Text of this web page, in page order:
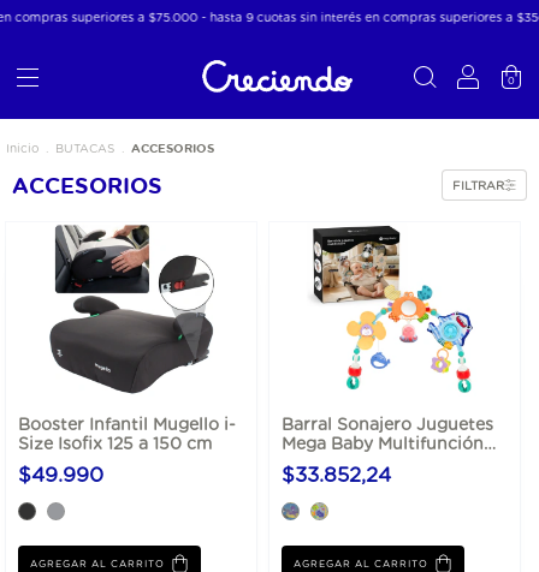
superiores a $75.000 - hasta 9 cuotas sin interés en compras superiores a
0
Inicio BUTACAS ACCESORIOS
ACCESORIOS FILTRAR
Booster Infantil Mugello i-
Size Isofix 125 a 150 cm
$49.990
AGREGAR AL CARRITO
Barral Sonajero Juguetes
Mega Baby Multifunción
Cochecito Huevito
$33.852,24
AGREGAR AL CARRITO